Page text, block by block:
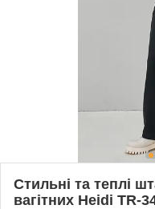
Стильні та теплі
вагітних Heidi TR-